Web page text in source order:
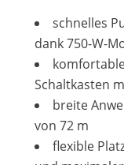
schnelles
dank 750-W-
Schaltkasten
breite
von 72 m
flexible